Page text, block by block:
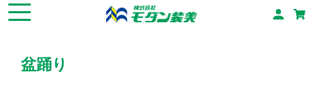
盆踊り